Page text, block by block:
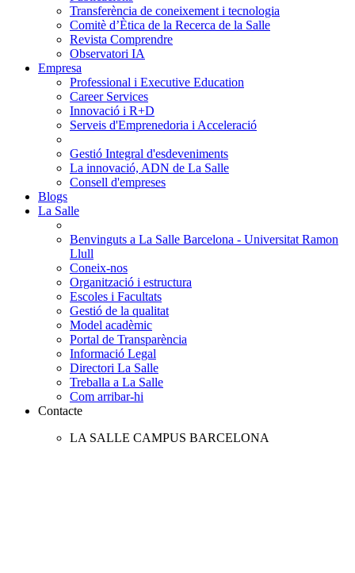
Transferència de coneixement i tecnologia
Comitè d’Ètica de la Recerca de la Salle
Revista Comprendre
Observatori IA
Empresa
Professional i Executive Education
Career Services
Innovació i R+D
Serveis d'Emprenedoria i Acceleració
Gestió Integral d'esdeveniments
La innovació, ADN de La Salle
Consell d'empreses
Blogs
La Salle
Benvinguts a La Salle Barcelona - Universitat Ramon
Llull
Coneix-nos
Organització i estructura
Escoles i Facultats
Gestió de la qualitat
Model acadèmic
Portal de Transparència
Informació Legal
Directori La Salle
Treballa a La Salle
Com arribar-hi
Contacte
LA SALLE CAMPUS BARCELONA